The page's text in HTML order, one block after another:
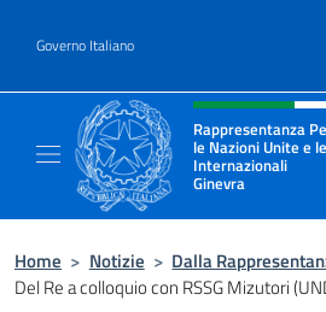
Governo Italiano
Intestazione sito,
Rappresentanza
le Nazioni Unite e
Internazionali
Ginevra
Il sito ufficiale
Home > Notizie > Dalla
Del Re a colloquio con RSSG Mizutori